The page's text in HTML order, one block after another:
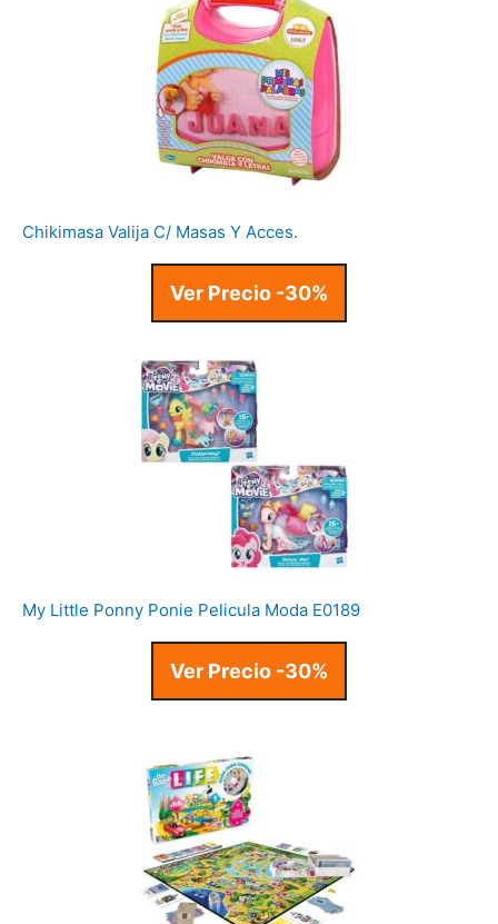
Chikimasa Valija C/ Masas Y Acces.
Ver Precio -30%
My Little Ponny Ponie Pelicula Moda E0189
Ver Precio -30%